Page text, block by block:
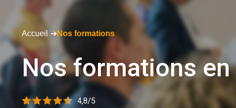
Accueil Nos formations
Nos formations en
4,8/5